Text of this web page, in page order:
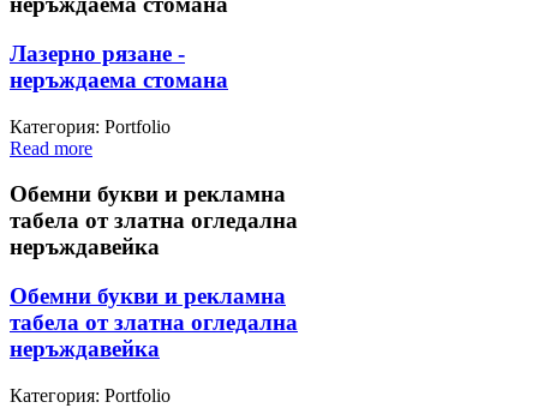
Лазерно рязане -
неръждаема стомана
Категория: Portfolio
Read more
Обемни букви и рекламна
табела от златна огледална
неръждавейка
Обемни букви и рекламна
табела от златна огледална
неръждавейка
Категория: Portfolio